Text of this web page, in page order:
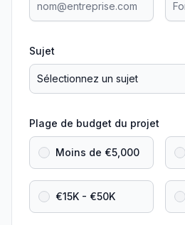
Sujet
Plage de budget du projet
Moins de €5,000
€15K - €50K